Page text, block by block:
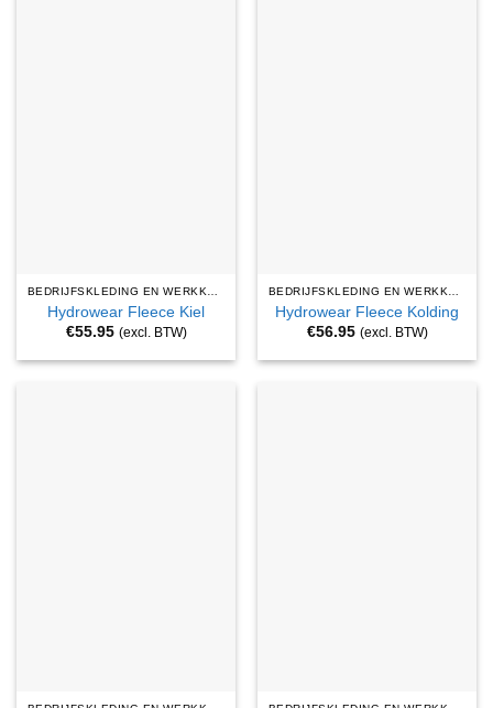
Hydrowear Fleece Kiel
€55.95 (excl. BTW)
Hydrowear Fleece Kolding
€56.95 (excl. BTW)